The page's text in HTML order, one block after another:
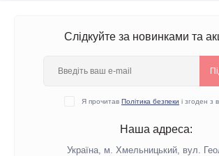
Слідкуйте за новинками та
Я прочитав Політика безпеки і згоден з
Наша адреса:
Україна, м. Хмельницький, вул.